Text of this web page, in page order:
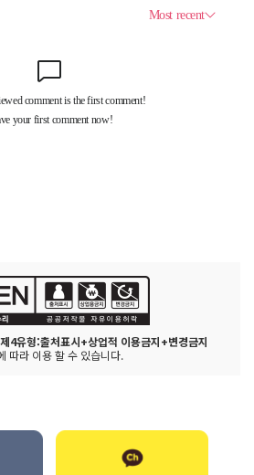
제4유형:출처표시+상업적 이용금지+변경금지
따라 이용 할 수 있습니다.